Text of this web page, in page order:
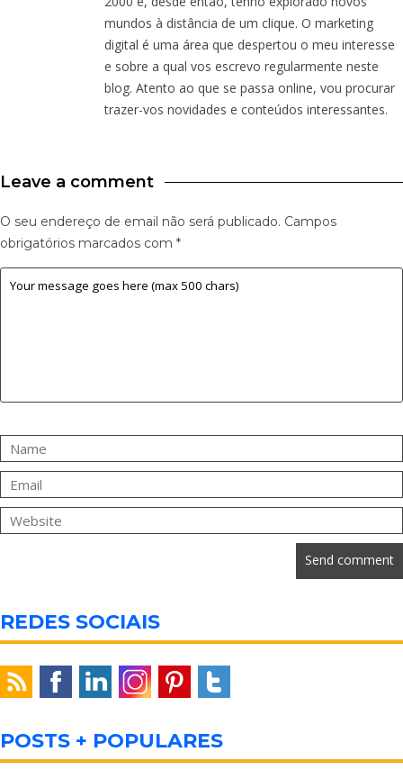
mundos à distância de um clique. O marketing
digital é uma área que despertou o meu interesse
e sobre a qual vos escrevo regularmente neste
blog. Atento ao que se passa online, vou procurar
trazer-vos novidades e conteúdos interessantes.
Leave a comment
O seu endereço de email não será publicado. Campos
obrigatórios marcados com *
REDES SOCIAIS
POSTS + POPULARES